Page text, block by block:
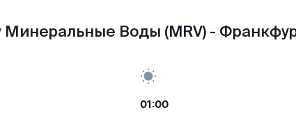
Воды (MRV) -
01:00